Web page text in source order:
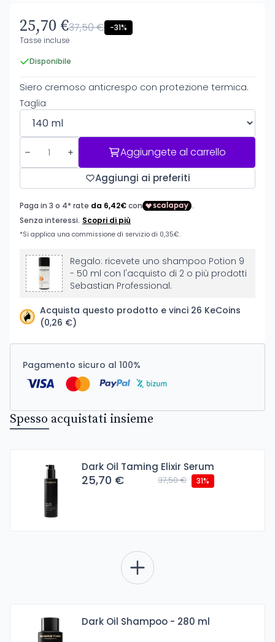
25,70 €37,50 € -31%
Tasse incluse
Disponibile
Siero cremoso anticrespo con protezione termica.
Taglia
Aggiungete al carrello
Aggiungi ai preferiti
Regalo: ricevete uno shampoo Potion 9
- 50 ml con l'acquisto di 2 o più prodotti
Sebastian Professional.
Acquista questo prodotto e vinci 26 KeCoins
(0,26 €)
Pagamento sicuro al 100%
Spesso acquistati insieme
Dark Oil Taming Elixir Serum
25,70 € 37,50 € 31%
Dark Oil Shampoo - 280 ml